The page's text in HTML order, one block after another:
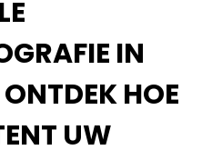
IN
HOE
UW